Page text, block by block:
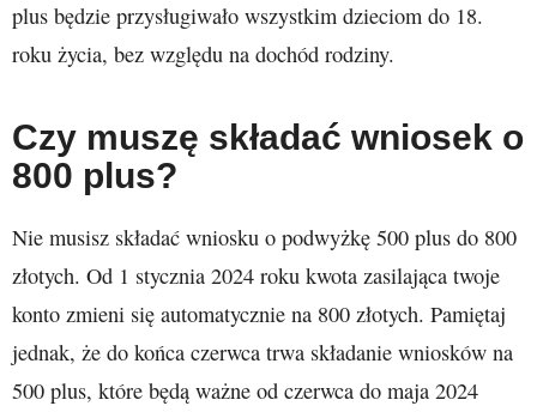
plus będzie przysługiwało wszystkim dzieciom do 18.
roku życia, bez względu na dochód rodziny.
Czy muszę składać wniosek o
800 plus?
Nie musisz składać wniosku o podwyżkę 500 plus do 800
złotych. Od 1 stycznia 2024 roku kwota zasilająca twoje
konto zmieni się automatycznie na 800 złotych. Pamiętaj
jednak, że do końca czerwca trwa składanie wniosków na
500 plus, które będą ważne od czerwca do maja 2024